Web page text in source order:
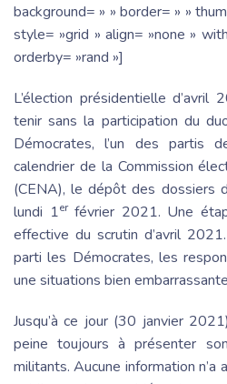
background= » » border= » »
style= »grid » align= »none »
orderby= »rand »]
L’élection présidentielle
tenir sans la participation du
Démocrates, l’un des partis
calendrier de la Commission
(CENA), le dépôt des dossiers
lundi 1erfévrier 2021. Une
effective du scrutin d’avril
parti les Démocrates, les
une situations bien
Jusqu’à ce jour (30 janvier
peine toujours à présenter
militants. Aucune information n’a